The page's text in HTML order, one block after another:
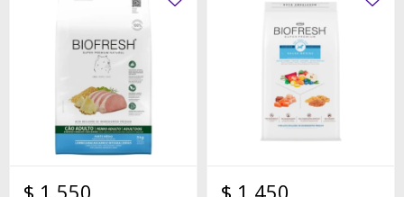
$ 1.550 $ 1.450